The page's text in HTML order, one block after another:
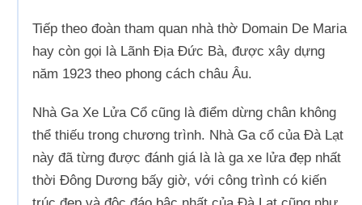
Tiếp theo đoàn tham quan nhà thờ Domain De Maria
hay còn gọi là Lãnh Địa Đức Bà, được xây dựng
năm 1923 theo phong cách châu Âu.
Nhà Ga Xe Lửa Cổ cũng là điểm dừng chân không
thể thiếu trong chương trình. Nhà Ga cổ của Đà Lạt
này đã từng được đánh giá là là ga xe lửa đẹp nhất
thời Đông Dương bấy giờ, với công trình có kiến